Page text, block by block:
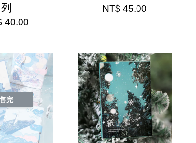
列
40.00
NT$ 45.00
售完